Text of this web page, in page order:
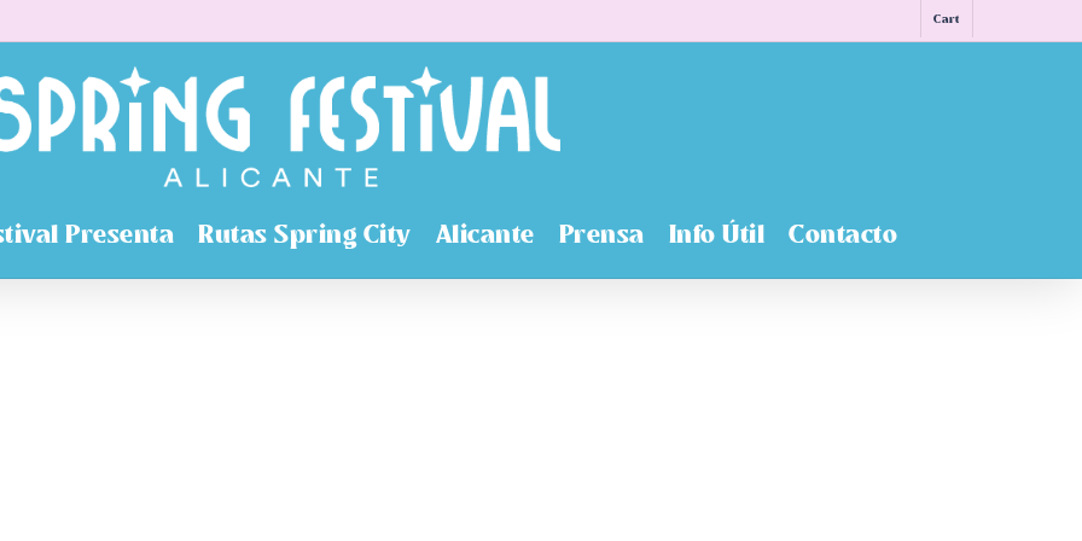
Cart
Presenta Rutas Spring City Alicante Prensa Info Útil Contacto